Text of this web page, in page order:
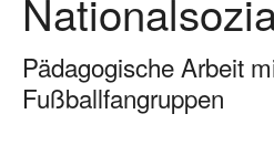
Pädagogische Arbeit
Fußballfangruppen